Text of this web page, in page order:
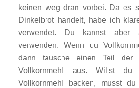
keinen weg dran vorbei. Da es
Dinkelbrot handelt, habe ich
verwendet. Du kannst aber
verwenden. Wenn du
dann tausche einen Teil der
Vollkornmehl aus. Willst
Vollkornmehl backen, musst du